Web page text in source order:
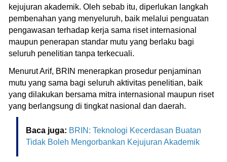
kejujuran akademik. Oleh sebab itu, diperlukan langkah
pembenahan yang menyeluruh, baik melalui penguatan
pengawasan terhadap kerja sama riset internasional
maupun penerapan standar mutu yang berlaku bagi
seluruh penelitian tanpa terkecuali.
Menurut Arif, BRIN menerapkan prosedur penjaminan
mutu yang sama bagi seluruh aktivitas penelitian, baik
yang dilakukan bersama mitra internasional maupun riset
yang berlangsung di tingkat nasional dan daerah.
Baca juga: BRIN: Teknologi Kecerdasan Buatan
Tidak Boleh Mengorbankan Kejujuran Akademik